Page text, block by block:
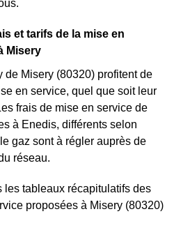
et tarifs de la mise en
Misery
de Misery (80320) profitent de
en service, quel que soit leur
frais de mise en service de
à Enedis, différents selon
gaz sont à régler auprès de
réseau.
les tableaux récapitulatifs des
proposées à Misery (80320)